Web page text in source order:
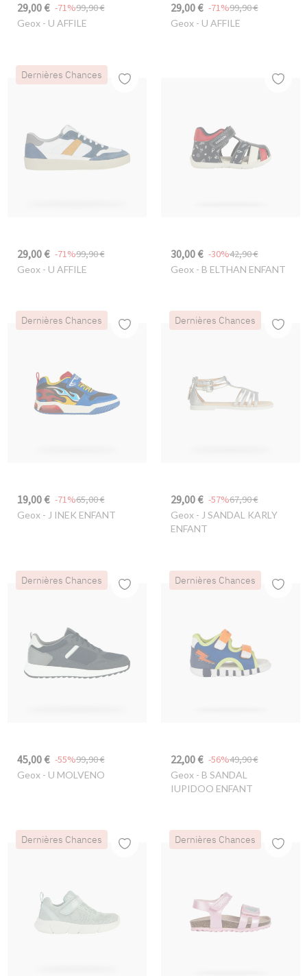
29,00 € 99,90 €
-71%
Geox- U AFFILE
29,00 € 99,90 €
-71%
Geox- U AFFILE
Dernières Chances
29,00 € 99,90 €
-71%
Geox- U AFFILE
30,00 € 42,90 €
-30%
Geox- B ELTHAN ENFANT
Dernières Chances
19,00 € 65,00 €
-71%
Geox- J INEK ENFANT
Dernières Chances
29,00 € 67,90 €
-57%
Geox- J SANDAL KARLY
ENFANT
Dernières Chances
45,00 € 99,90 €
-55%
Geox- U MOLVENO
Dernières Chances
22,00 € 49,90 €
-56%
Geox- B SANDAL
IUPIDOO ENFANT
Dernières Chances Dernières Chances